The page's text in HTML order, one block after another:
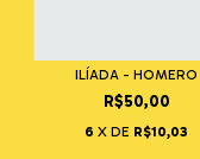
ILÍADA - HOMERO
R$50,00
6 X DE R$10,03